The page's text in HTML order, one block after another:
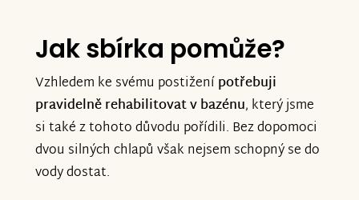
Jak sbírka pomůže?
Vzhledem ke svému postiženípotřebuji
pravidelně rehabilitovat v bazénu, který jsme
si také z tohoto důvodu pořídili. Bez dopomoci
dvou silných chlapů však nejsem schopný se do
vody dostat.